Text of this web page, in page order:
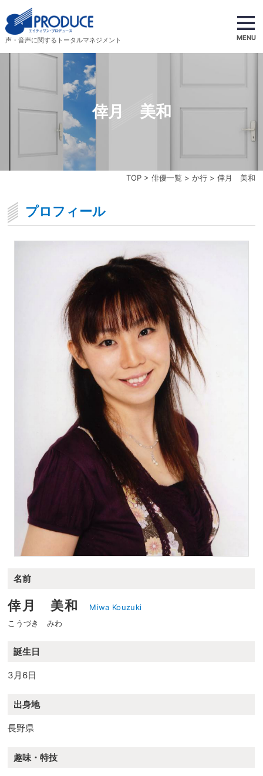
声・音声に関するトータルマネジメント MENU
TOP> 俳優一覧 > か行> 倖月 美和
倖月 美和
プロフィール
名前
倖月 美和
Miwa Kouzuki
こうづき みわ
誕生日
3月6日
出身地
長野県
趣味・特技